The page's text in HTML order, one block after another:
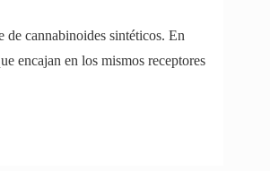
cannabinoides sintéticos. En
encajan en los mismos receptores